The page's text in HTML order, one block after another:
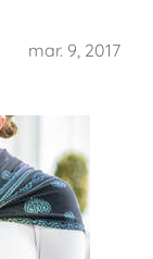
mar. 9, 2017